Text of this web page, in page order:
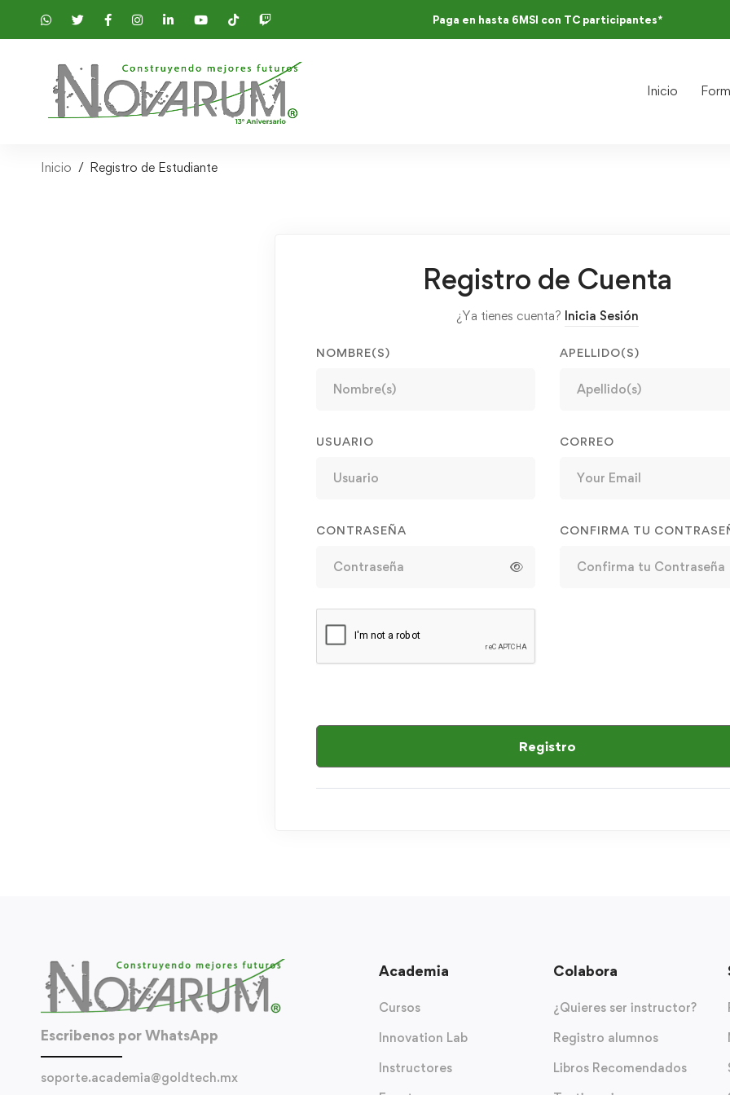
Paga en hasta 6MSI con TC participantes*
Inicio
Inicio Registro de Estudiante
Registro de Cuenta
¿Ya tienes cuenta? Inicia Sesión
NOMBRE(S) APELLIDO(S)
USUARIO CORREO
CONTRASEÑA CONFIRMA TU
Registro
Escribenos por WhatsApp
soporte.academia@goldtech.mx
Academia
Cursos
Innovation Lab
Instructores
Colabora
¿Quieres ser instructor?
Registro alumnos
Libros Recomendados